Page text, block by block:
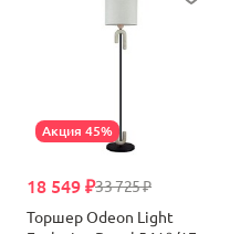
Акция 45%
33 725 ₽
18 549 ₽
Торшер Odeon Light